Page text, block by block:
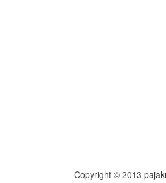
Copyright © 2013